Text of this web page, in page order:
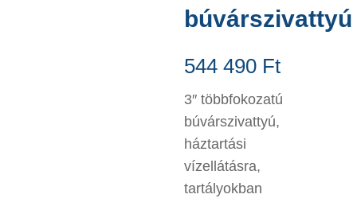
búvárszivattyú
544 490 Ft
3″ többfokozatú
búvárszivattyú,
háztartási
vízellátásra,
tartályokban